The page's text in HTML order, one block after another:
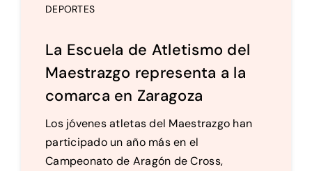
DEPORTES
La Escuela de Atletismo del
Maestrazgo representa a la
comarca en Zaragoza
Los jóvenes atletas del Maestrazgo han
participado un año más en el
Campeonato de Aragón de Cross,